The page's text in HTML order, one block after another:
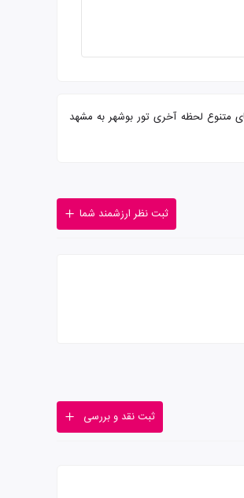
عزیز است. پکیج‌های متنوع لحظه آخری تور بوشهر به مشهد
ثبت نظر ارزشمند شما
ثبت نقد و بررسی